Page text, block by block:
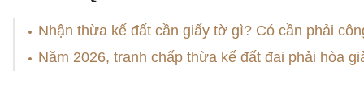
Nhận thừa kế đất cần giấy tờ gì? Có cần phải
Năm 2026, tranh chấp thừa kế đất đai phải hòa